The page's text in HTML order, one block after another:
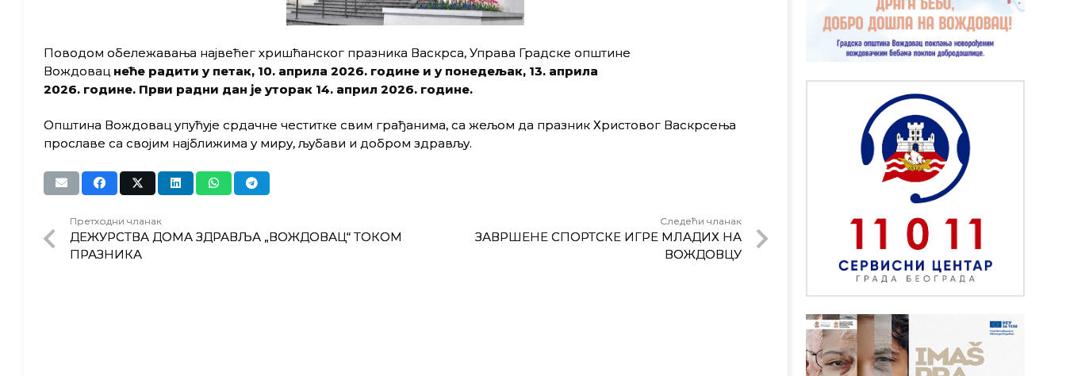
Поводом обележавања највећег хришћанског празника Васкрса, Управа Градске општине
Вождовац неће радити у петак, 10. априла 2026. године и у понедељак, 13. априла
2026. године. Први радни дан је уторак 14. април 2026. године.
Oпштинa Вождовац упућује срдачне честитке свим грађанима, са жељом да празник Христовог Васкрсења
прославе са својим најближима у миру, љубави и добром здрављу.
Претходни чланак
ДЕЖУРСТВА ДОМА ЗДРАВЉА „ВОЖДОВАЦ“ ТОКОМ
ПРАЗНИКА
Следећи чланак
ЗАВРШЕНЕ СПОРТСКЕ ИГРЕ МЛАДИХ НА
ВОЖДОВЦУ